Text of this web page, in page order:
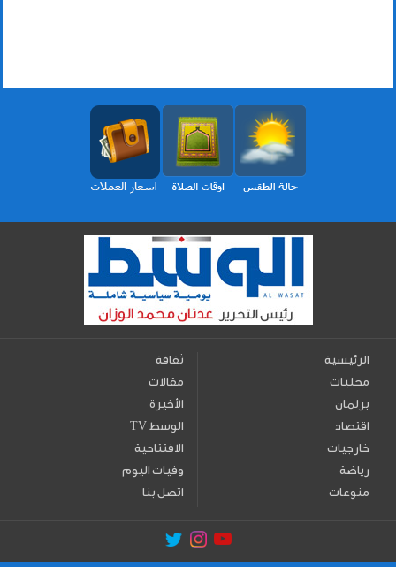
الرئيسية
محليات
برلمان
اقتصاد
خارجيات
رياضة
منوعات
ثقافة
مقالات
الأخيرة
TV الوسط
الافتتاحية
وفيات اليوم
اتصل بنا